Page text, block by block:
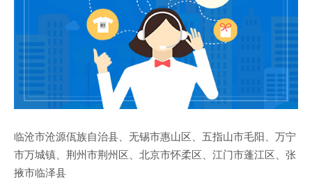
临沧市沧源佤族自治县、无锡市惠山区、五指山市毛阳、万宁
市万城镇、荆州市荆州区、北京市怀柔区、江门市蓬江区、张
掖市临泽县